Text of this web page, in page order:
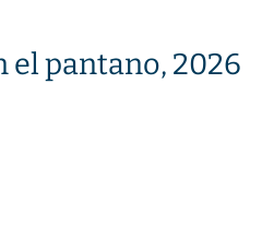
el pantano, 2026